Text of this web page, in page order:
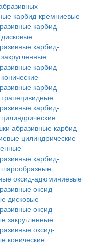
карбид-кремниевые
карбид-
карбид-
карбид-
карбид-
карбид-
абразивные карбид-
цилиндрические
карбид-
оксид-адюминиевые
оксид-
дисковые
оксид-
закругленные
оксид-
конические